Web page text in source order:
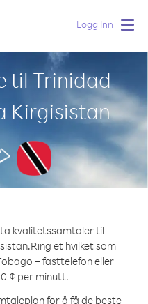
Logg Inn
til Trinidad
Kirgisistan
kvalitetssamtaler til
Ring et hvilket som
– fasttelefon eller
¢ per minutt.
for å få de beste